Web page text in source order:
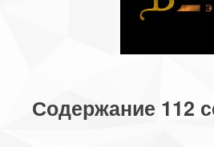
Содержание 112